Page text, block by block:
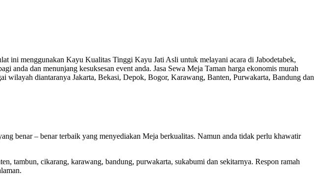
ini menggunakan Kayu Kualitas Tinggi Kayu Jati Asli untuk melayani acara di Jabodetabek,
anda dan menunjang kesuksesan event anda. Jasa Sewa Meja Taman harga ekonomis murah
wilayah diantaranya Jakarta, Bekasi, Depok, Bogor, Karawang, Banten, Purwakarta, Bandung dan
benar – benar terbaik yang menyediakan Meja berkualitas. Namun anda tidak perlu khawatir
tambun, cikarang, karawang, bandung, purwakarta, sukabumi dan sekitarnya. Respon ramah